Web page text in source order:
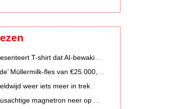
weer iets meer in trek